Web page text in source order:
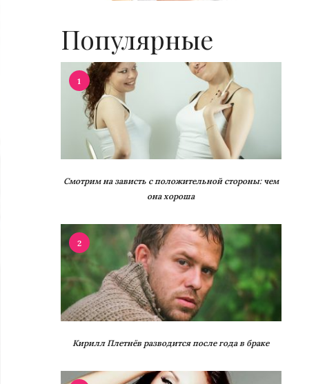
Популярные
1
Смотрим на зависть с положительной стороны: чем
она хороша
2
Кирилл Плетнёв разводится после года в браке